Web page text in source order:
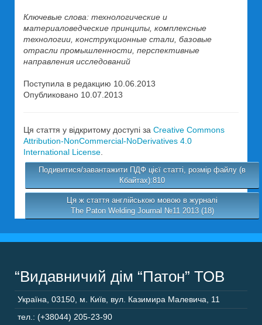
Ключевые слова: технологические и
материаловедческие принципы, комплексные
технологии, конструкционные стали, базовые
отрасли промышленности, перспективные
направления исследований
Поступила в редакцию 10.06.2013
Опубликовано 10.07.2013
Ця стаття у відкритому доступі за Creative Commons
Attribution-NonCommercial-NoDerivatives 4.0
International License
Подивитися/завантажити ПДФ цієї статті, розмір файлу (в
Кбайтах):810
Ця ж стаття англійською мовою в журналі
The Paton Welding Journal №11 2013 (18)
“Видавничий дім “Патон” ТОВ
Україна 03150 м. Київ, вул. Казимира Малевича, 11
тел.: (+38044) 205-23-90